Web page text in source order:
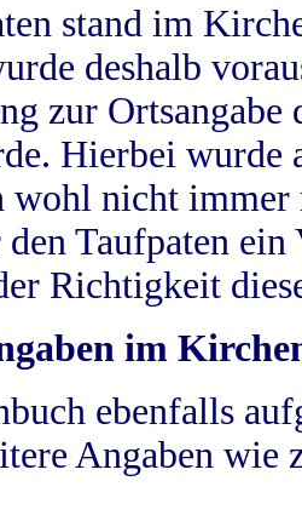
stand im
deshalb
zur
Hierbei wurde
wohl nicht
Taufpaten
Richtigkeit
im
ebenfalls
Angaben wie